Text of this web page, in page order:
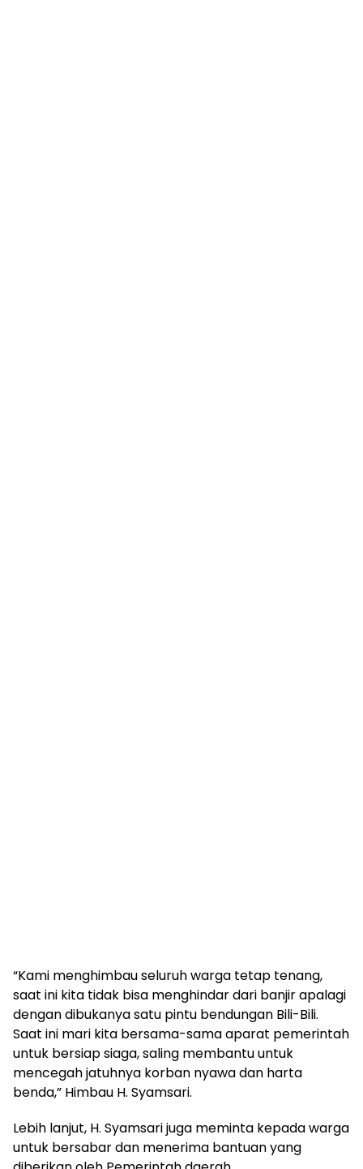
“Kami menghimbau seluruh warga tetap tenang,
saat ini kita tidak bisa menghindar dari banjir apalagi
dengan dibukanya satu pintu bendungan Bili-Bili.
Saat ini mari kita bersama-sama aparat pemerintah
untuk bersiap siaga, saling membantu untuk
mencegah jatuhnya korban nyawa dan harta
benda,” Himbau H. Syamsari.
Lebih lanjut, H. Syamsari juga meminta kepada warga
untuk bersabar dan menerima bantuan yang